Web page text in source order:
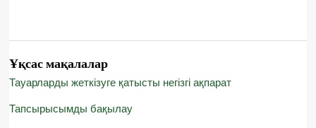
Ұқсас мақалалар
Тауарларды жеткізуге қатысты негізгі ақпарат
Тапсырысымды бақылау